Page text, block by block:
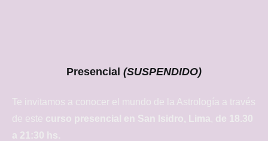
Presencial (SUSPENDIDO)
Te invitamos a conocer el mundo de la Astrología a través
de este curso presencial en San Isidro, Lima, de 18.30
a 21:30 hs.